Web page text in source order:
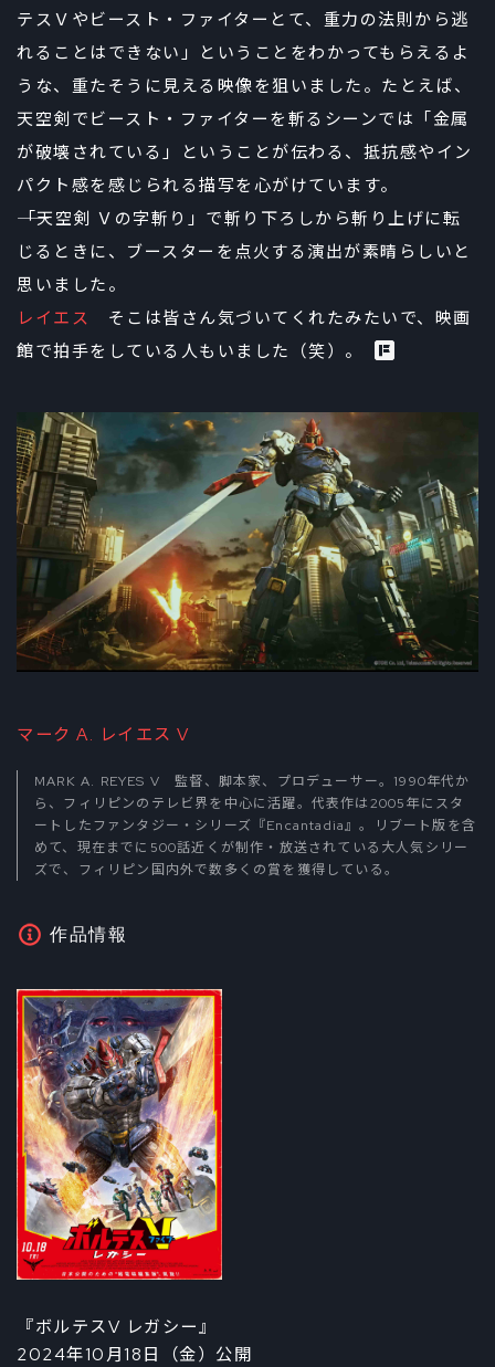
テスＶやビースト・ファイターとて、重力の法則から逃
れることはできない」ということをわかってもらえるよ
うな、重たそうに見える映像を狙いました。たとえば、
天空剣でビースト・ファイターを斬るシーンでは「金属
が破壊されている」ということが伝わる、抵抗感やイン
パクト感を感じられる描写を心がけています。
――「天空剣 Ｖの字斬り」で斬り下ろしから斬り上げに転
じるときに、ブースターを点火する演出が素晴らしいと
思いました。
レイエス そこは皆さん気づいてくれたみたいで、映画
館で拍手をしている人もいました（笑）。
マーク A. レイエス V
MARK A. REYES V 監督、脚本家、プロデューサー。1990年代か
ら、フィリピンのテレビ界を中心に活躍。代表作は2005年にスタ
ートしたファンタジー・シリーズ『Encantadia』。リブート版を含
めて、現在までに500話近くが制作・放送されている大人気シリー
ズで、フィリピン国内外で数多くの賞を獲得している。
作品情報
『ボルテスV レガシー』
2024年10月18日（金）公開